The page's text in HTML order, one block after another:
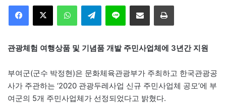
Telegram 이메일
관광체험 여행상품 및 기념품 개발 주민사업체에 3년간 지원
부여군(군수 박정현)은 문화체육관광부가 주최하고 한국관광공
사가 주관하는 ‘2020 관광두레사업 신규 주민사업체 공모’에 부
여군의 5개 주민사업체가 선정되었다고 밝혔다.